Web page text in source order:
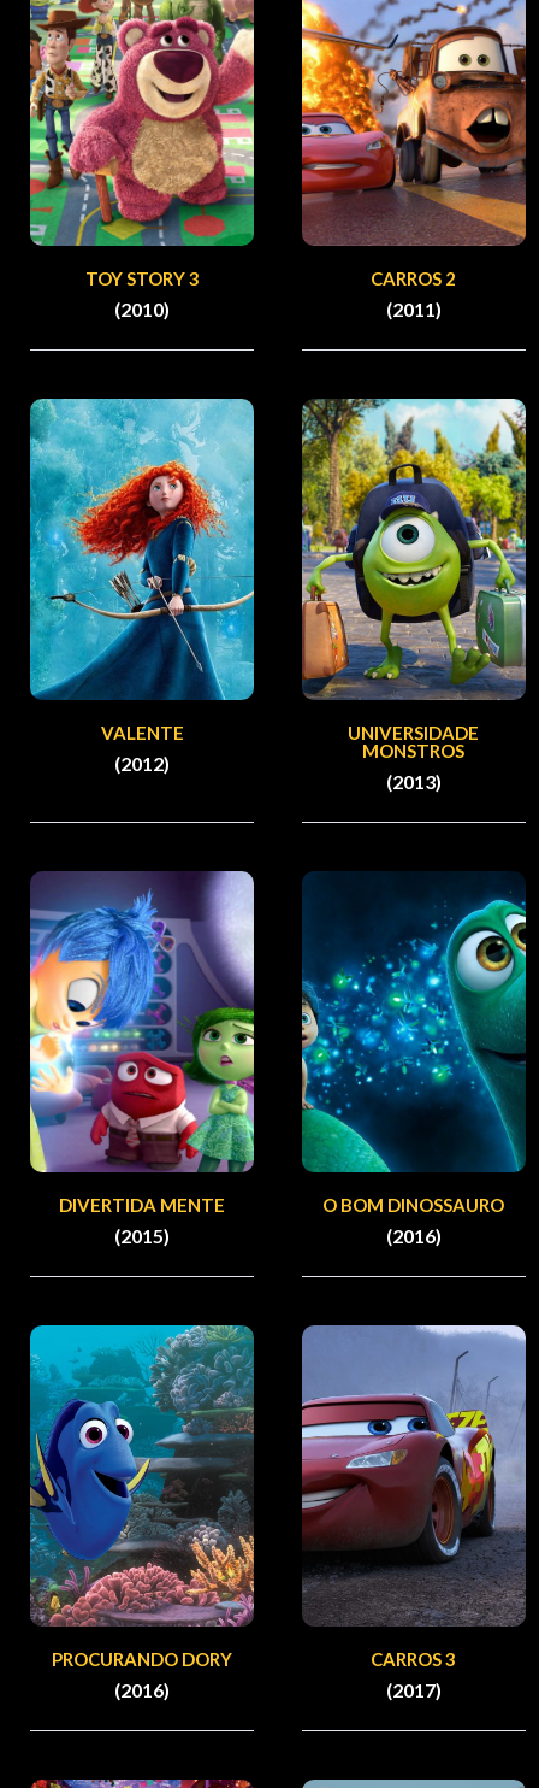
TOY STORY 3
(2010)
CARROS 2
(2011)
VALENTE
(2012)
UNIVERSIDADE
MONSTROS
(2013)
DIVERTIDA MENTE
(2015)
O BOM DINOSSAURO
(2016)
PROCURANDO DORY
(2016)
CARROS 3
(2017)